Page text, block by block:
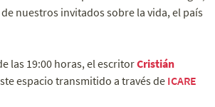
nuestros invitados sobre la vida, el país
las 19:00 horas, el escritorCristián
espacio transmitido a través de ICARE